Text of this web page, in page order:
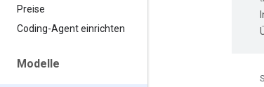
Preise
Coding-Agent einrichten
Modelle